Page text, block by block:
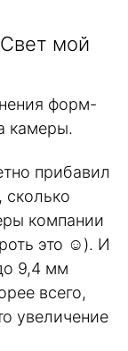
мой
форм-
камеры.
прибавил
сколько
компании
это ☺). И
9,4 мм
всего,
увеличение